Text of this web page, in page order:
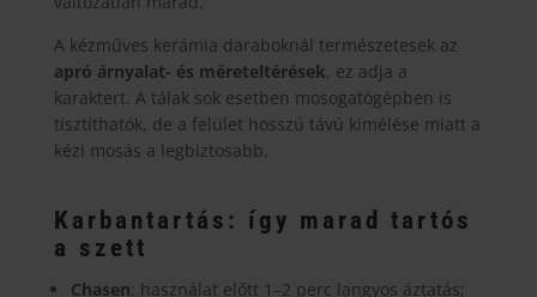
A kézműves kerámia daraboknál természetesek az
apró árnyalat- és méreteltérések, ez adja a
karaktert. A tálak sok esetben mosogatógépben is
tisztíthatók, de a felület hosszú távú kímélése miatt a
kézi mosás a legbiztosabb.
Karbantartás: így marad tartós
a szett
Chasen: használat előtt 1–2 perc langyos áztatás;